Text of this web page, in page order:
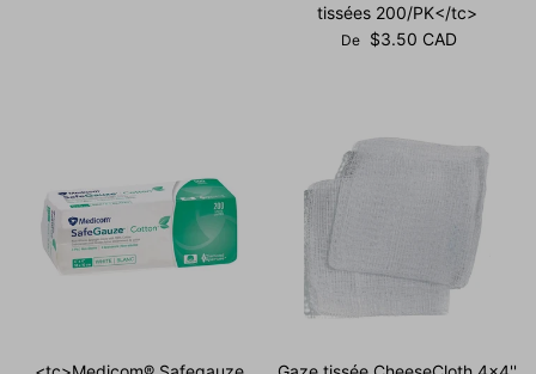
tissées 200/PK</tc>
Prix habituel
De $3.50 CAD